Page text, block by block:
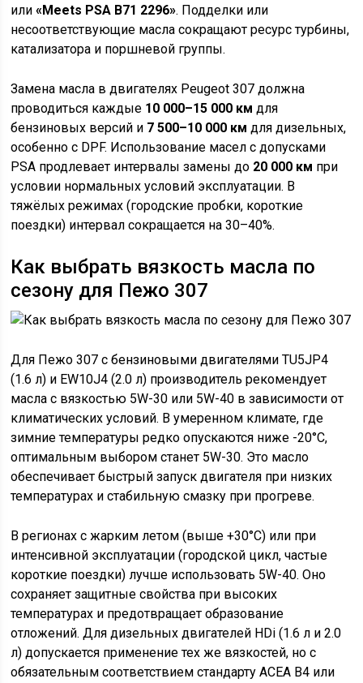
или«Meets PSA B71 2296». Подделки или
несоответствующие масла сокращают ресурс турбины,
катализатора и поршневой группы.
Замена масла в двигателях Peugeot 307 должна
проводиться каждые 10 000–15 000 км для
бензиновых версий и 7 500–10 000 км для дизельных,
особенно с DPF. Использование масел с допусками
PSA продлевает интервалы замены до 20 000 км при
условии нормальных условий эксплуатации. В
тяжёлых режимах (городские пробки, короткие
поездки) интервал сокращается на 30–40%.
Как выбрать вязкость масла по
сезону для Пежо 307
Для Пежо 307 с бензиновыми двигателями TU5JP4
(1.6 л) и EW10J4 (2.0 л) производитель рекомендует
масла с вязкостью 5W-30 или 5W-40 в зависимости от
климатических условий. В умеренном климате, где
зимние температуры редко опускаются ниже -20°C,
оптимальным выбором станет 5W-30. Это масло
обеспечивает быстрый запуск двигателя при низких
температурах и стабильную смазку при прогреве.
В регионах с жарким летом (выше +30°C) или при
интенсивной эксплуатации (городской цикл, частые
короткие поездки) лучше использовать 5W-40. Оно
сохраняет защитные свойства при высоких
температурах и предотвращает образование
отложений. Для дизельных двигателей HDi (1.6 л и 2.0
л) допускается применение тех же вязкостей, но с
обязательным соответствием стандарту ACEA B4 или